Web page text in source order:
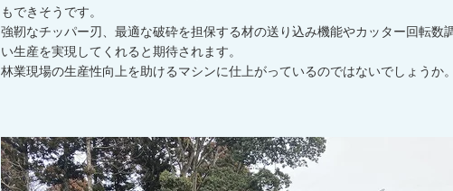
もできそうです。
強靭なチッパー刃、最適な破砕を担保する材の送り込み機能やカッター回転数
い生産を実現してくれると期待されます。
林業現場の生産性向上を助けるマシンに仕上がっているのではないでしょうか。